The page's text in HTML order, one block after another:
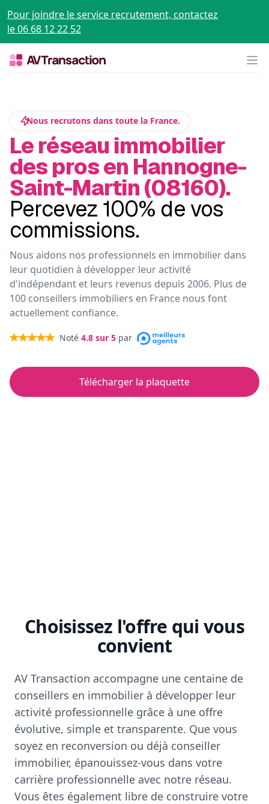
Pour joindre le service recrutement, contactez
le 06 68 12 22 52
Nous recrutons dans toute la France.
Le réseau immobilier
des pros en Hannogne-
Saint-Martin (08160).
Percevez 100% de vos
commissions.
Nous aidons nos professionnels en immobilier dans
leur quotidien à développer leur activité
d'indépendant et leurs revenus depuis 2006. Plus de
100 conseillers immobiliers en France nous font
actuellement confiance.
Noté 4.8 sur 5 par
Télécharger la plaquette
Choisissez l'offre qui vous
convient
AV Transaction accompagne une centaine de
conseillers en immobilier à développer leur
activité professionnelle grâce à une offre
évolutive, simple et transparente. Que vous
soyez en reconversion ou déjà conseiller
immobilier, épanouissez-vous dans votre
carrière professionnelle avec notre réseau.
Vous êtes également libre de construire votre